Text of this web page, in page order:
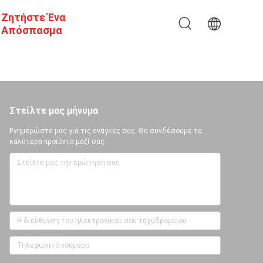
Ζητήστε Ένα
Απόσπασμα
Στείλτε μας μήνυμα
Ενημερώστε μας για τις ανάγκες σας. Θα συνδέσουμε τα
καλύτερα προϊόντα μαζί σας.